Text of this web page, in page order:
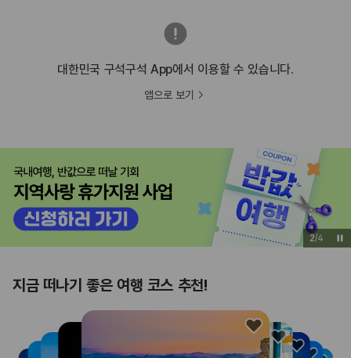
대한민국 구석구석 App에서 이용할 수 있습니다.
앱으로 보기
3/4
지금 떠나기 좋은 여행 코스 추천!